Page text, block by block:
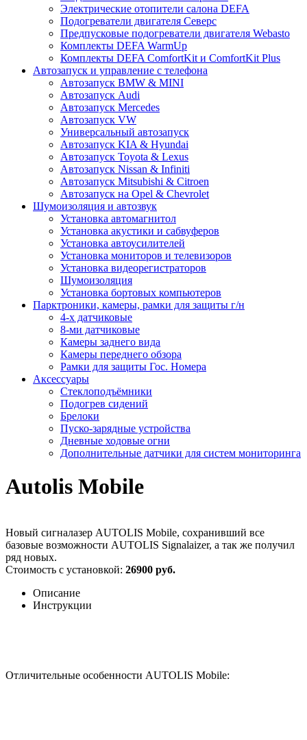
Электрические отопители салона DEFA
Подогреватели двигателя Северс
Предпусковые подогреватели двигателя Webasto
Комплекты DEFA WarmUp
Комплекты DEFA ComfortKit и ComfortKit Plus
Автозапуск и управление с телефона
Автозапуск BMW & MINI
Автозапуск Audi
Автозапуск Mercedes
Автозапуск VW
Универсальный автозапуск
Автозапуск KIA & Hyundai
Автозапуск Toyota & Lexus
Автозапуск Nissan & Infiniti
Автозапуск Mitsubishi & Citroen
Автозапуск на Opel & Chevrolet
Шумоизоляция и автозвук
Установка автомагнитол
Установка акустики и сабвуферов
Установка автоусилителей
Установка мониторов и телевизоров
Установка видеорегистраторов
Шумоизоляция
Установка бортовых компьютеров
Парктроники, камеры, рамки для защиты г/н
4-х датчиковые
8-ми датчиковые
Камеры заднего вида
Камеры переднего обзора
Рамки для защиты Гос. Номера
Аксессуары
Стеклоподъёмники
Подогрев сидений
Брелоки
Пуско-зарядные устройства
Дневные ходовые огни
Дополнительные датчики для систем мониторинга
Autolis Mobile
Новый сигналазер AUTOLIS Mobile, сохранивший все
базовые возможности AUTOLIS Signalaizer, а так же получил
ряд новых.
Стоимость с установкой: 26900 руб.
Описание
Инструкции
Отличительные особенности AUTOLIS Mobile: